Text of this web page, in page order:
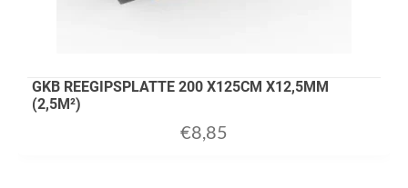
GKB REEGIPSPLATTE 200 X125CM X12,5MM
(2,5M²)
€8,85